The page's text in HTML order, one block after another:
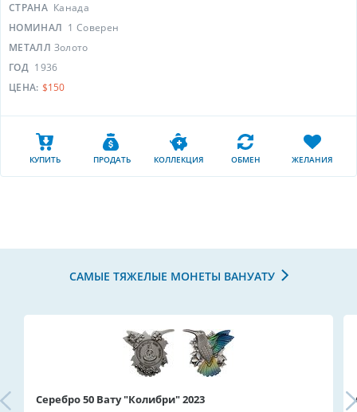
СТРАНА Канада
НОМИНАЛ 1 Соверен
МЕТАЛЛ Золото
ГОД 1936
ЦЕНА: $150
КУПИТЬ ПРОДАТЬ КОЛЛЕКЦИЯ ОБМЕН ЖЕЛАНИЯ
САМЫЕ ТЯЖЕЛЫЕ МОНЕТЫ ВАНУАТУ
Серебро 50 Вату "Колибри" 2023